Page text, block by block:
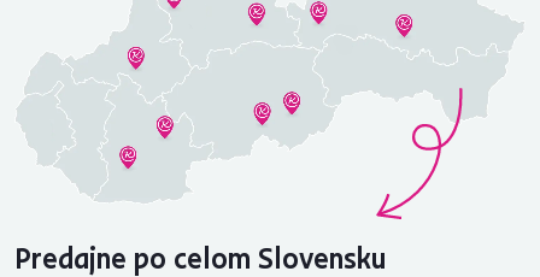
Predajne po celom Slovensku